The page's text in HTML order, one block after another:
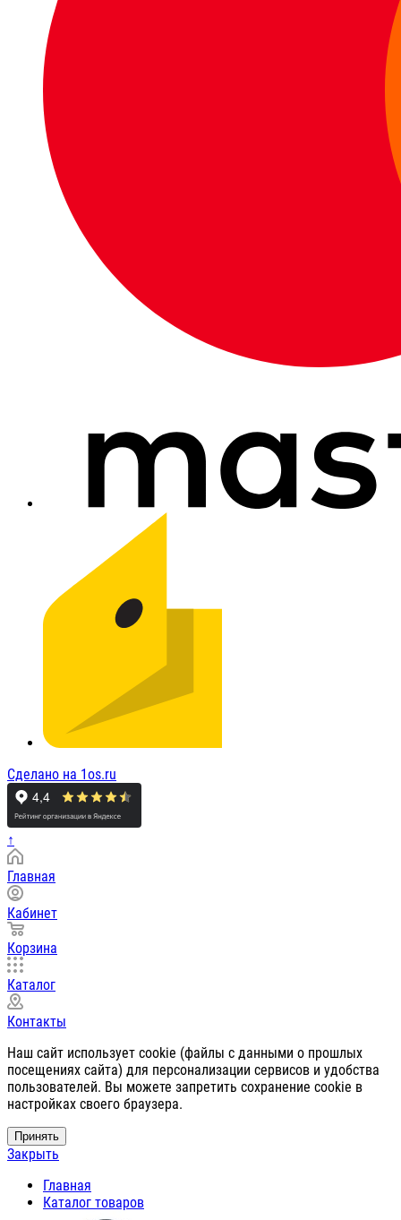
Сделано на 1os.ru
↑
Главная
Кабинет
Корзина
Каталог
Контакты
Наш сайт использует cookie (файлы с данными о прошлых
посещениях сайта) для персонализации сервисов и удобства
пользователей. Вы можете запретить сохранение cookie в
настройках своего браузера.
Принять
Закрыть
Главная
Каталог товаров